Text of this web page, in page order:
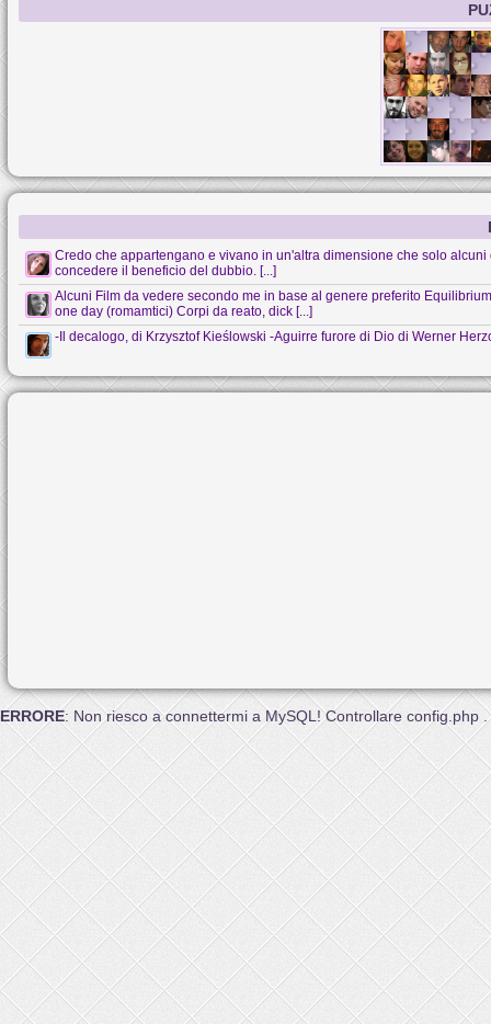
Credo che appartengano e vivano in un'altra dimensione che solo
concedere il beneficio del dubbio. [...]
Alcuni Film da vedere secondo me in base al genere preferito
one day (romamtici) Corpi da reato, dick [...]
-Il decalogo, di Krzysztof Kieślowski -Aguirre furore di Dio di Werner
ERRORE: Non riesco a connettermi a MySQL! Controllare config.php .